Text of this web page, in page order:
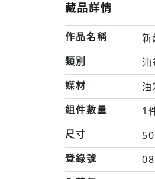
藏品詳情
作品名稱
新
類別
油
媒材
組件數量
1
尺寸
登錄號